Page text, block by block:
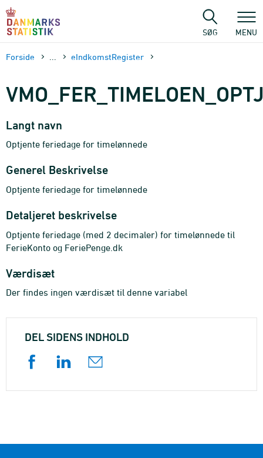
sidens
SØG MENU
Forside eIndkomstRegister
Langt navn
Optjente feriedage for timelønnede
Generel Beskrivelse
Optjente feriedage for timelønnede
Detaljeret beskrivelse
Optjente feriedage (med 2 decimaler) for timelønnede til
FerieKonto og FeriePenge.dk
Værdisæt
Der findes ingen værdisæt til denne variabel
DEL SIDENS INDHOLD